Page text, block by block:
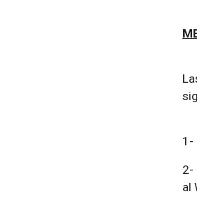
1-
2-
al